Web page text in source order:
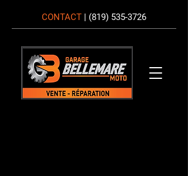
CONTACT | (819) 535-3726